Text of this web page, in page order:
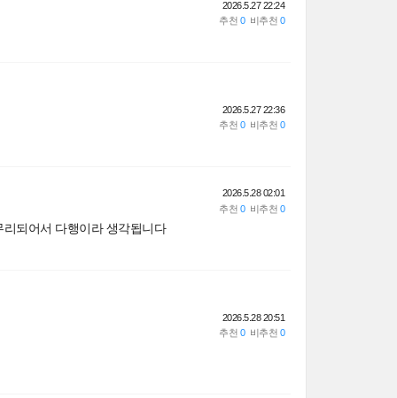
2026.5.27 22:24
2026.5.27 22:36
2026.5.28 02:01
되어서 다행이라 생각됩니다
2026.5.28 20:51